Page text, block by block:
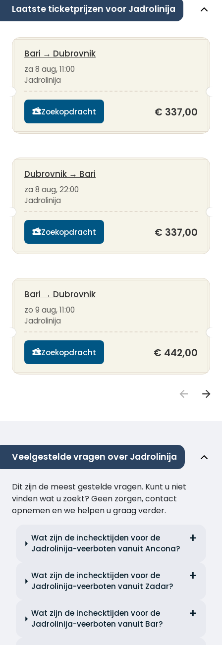
Laatste ticketprijzen voor Jadrolinija
Bari → Dubrovnik
za 8 aug, 11:00
Jadrolinija
Zoekopdracht € 337,00
Dubrovnik → Bari
za 8 aug, 22:00
Jadrolinija
Zoekopdracht € 337,00
Bari → Dubrovnik
zo 9 aug, 11:00
Jadrolinija
Zoekopdracht € 442,00
Veelgestelde vragen over Jadrolinija
Dit zijn de meest gestelde vragen. Kunt u niet
vinden wat u zoekt? Geen zorgen, contact
opnemen en we helpen u graag verder.
Wat zijn de inchecktijden voor de
Jadrolinija-veerboten vanuit Ancona?
Wat zijn de inchecktijden voor de
Jadrolinija-veerboten vanuit Zadar?
Wat zijn de inchecktijden voor de
Jadrolinija-veerboten vanuit Bar?